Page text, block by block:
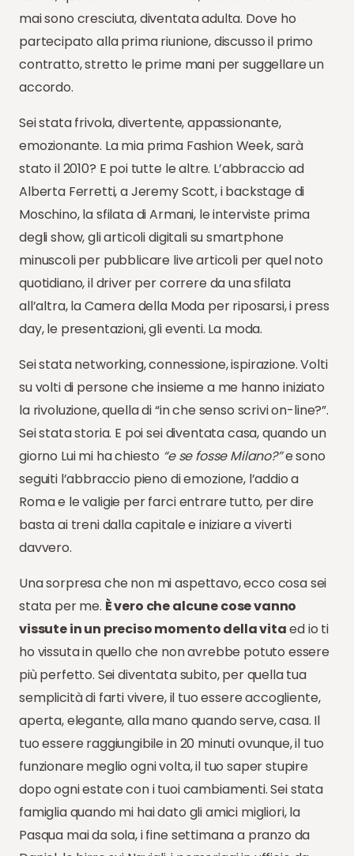
mai sono cresciuta, diventata adulta. Dove ho
partecipato alla prima riunione, discusso il primo
contratto, stretto le prime mani per suggellare un
accordo.
Sei stata frivola, divertente, appassionante,
emozionante. La mia prima Fashion Week, sarà
stato il 2010? E poi tutte le altre. L’abbraccio ad
Alberta Ferretti, a Jeremy Scott, i backstage di
Moschino, la sfilata di Armani, le interviste prima
degli show, gli articoli digitali su smartphone
minuscoli per pubblicare live articoli per quel noto
quotidiano, il driver per correre da una sfilata
all’altra, la Camera della Moda per riposarsi, i press
day, le presentazioni, gli eventi. La moda.
Sei stata networking, connessione, ispirazione. Volti
su volti di persone che insieme a me hanno iniziato
la rivoluzione, quella di “in che senso scrivi on-line?”.
Sei stata storia. E poi sei diventata casa, quando un
giorno Lui mi ha chiesto “e se fosse Milano?”e sono
seguiti l’abbraccio pieno di emozione, l’addio a
Roma e le valigie per farci entrare tutto, per dire
basta ai treni dalla capitale e iniziare a viverti
davvero.
Una sorpresa che non mi aspettavo, ecco cosa sei
stata per me. È vero che alcune cose vanno
vissute in un preciso momento della vitaed io ti
ho vissuta in quello che non avrebbe potuto essere
più perfetto. Sei diventata subito, per quella tua
semplicità di farti vivere, il tuo essere accogliente,
aperta, elegante, alla mano quando serve, casa. Il
tuo essere raggiungibile in 20 minuti ovunque, il tuo
funzionare meglio ogni volta, il tuo saper stupire
dopo ogni estate con i tuoi cambiamenti. Sei stata
famiglia quando mi hai dato gli amici migliori, la
Pasqua mai da sola, i fine settimana a pranzo da